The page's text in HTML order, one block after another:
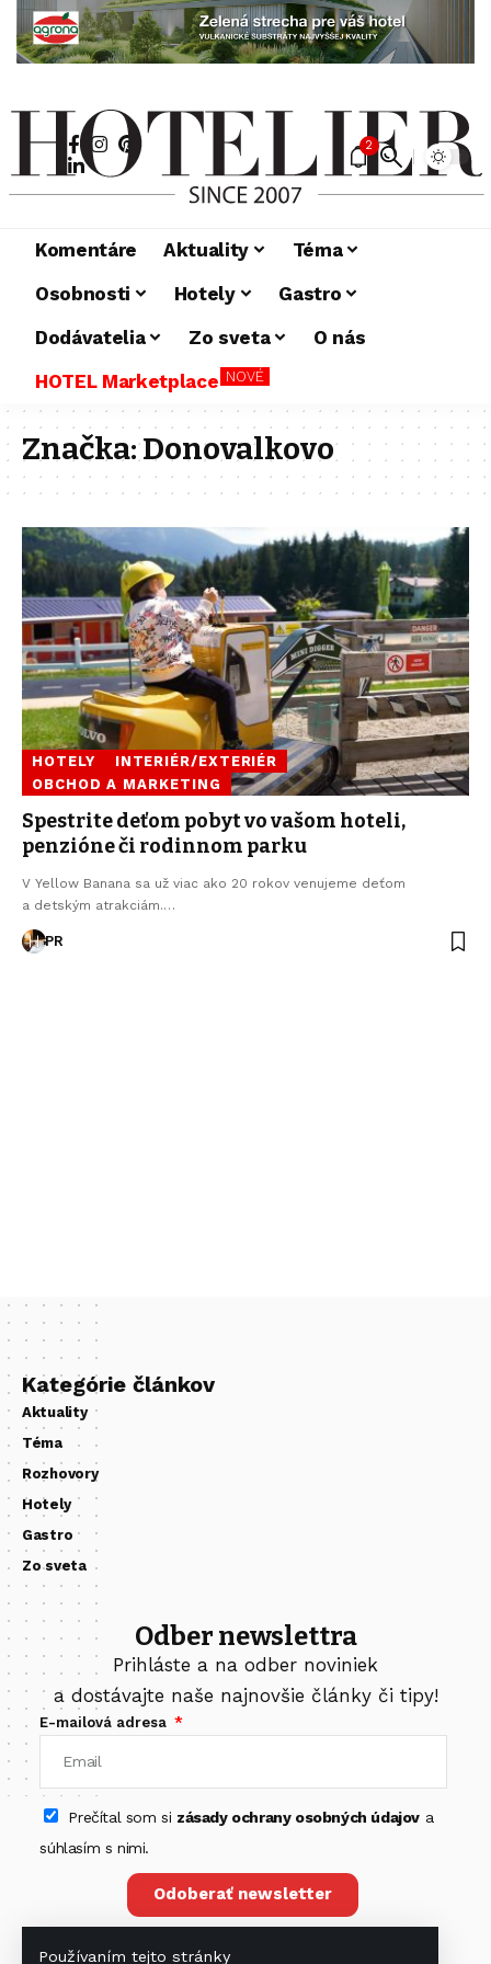
Používaním tejto stránky
2
Komentáre Aktuality
Téma
Osobnosti
Hotely
Gastro
Dodávatelia
Zo sveta
O nás
HOTEL Marketplace NOVÉ
Značka:Donovalkovo
HOTELY
INTERIÉR/EXTERIÉR
OBCHOD A MARKETING
Spestrite deťom pobyt vo vašom hoteli,
penzióne či rodinnom parku
V Yellow Banana sa už viac ako 20 rokov venujeme deťom
a detským atrakciám.…
PR
Kategórie článkov
Aktuality
Téma
Rozhovory
Hotely
Gastro
Zo sveta
Odber newslettra
Prihláste a na odber noviniek
a dostávajte naše najnovšie články či tipy!
E-mailová adresa
Prečítal som si zásady ochrany osobných údajova
súhlasím s nimi.
Odoberať newsletter